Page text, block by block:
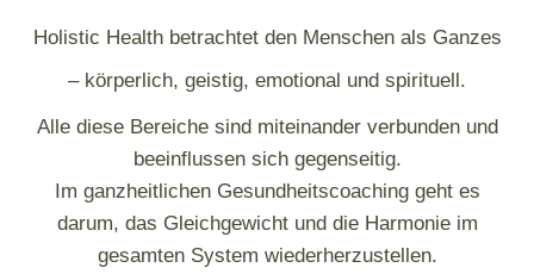
Holistic Health betrachtet den Menschen als Ganzes
– körperlich, geistig, emotional und spirituell.
Alle diese Bereiche sind miteinander verbunden und
beeinflussen sich gegenseitig.
Im ganzheitlichen Gesundheitscoaching geht es
darum, das Gleichgewicht und die Harmonie im
gesamten System wiederherzustellen.